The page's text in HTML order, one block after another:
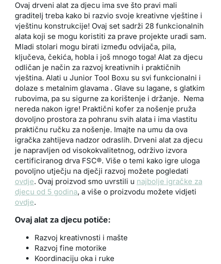
Ovaj drveni alat za djecu ima sve što pravi mali
graditelj treba kako bi razvio svoje kreativne vještine i
vještinu konstrukcije! Ovaj set sadrži 28 funkcionalnih
alata koji se mogu koristiti za prave projekte uradi sam.
Mladi stolari mogu birati između odvijača, pila,
ključeva, čekića, hobla i još mnogo toga! Alat za djecu
odličan je način za razvoj kreativnih i praktičnih
vještina. Alati u Junior Tool Boxu su svi funkcionalni i
dolaze s metalnim glavama . Glave su lagane, s glatkim
rubovima, pa su sigurne za korištenje i držanje. Nema
nereda nakon igre! Praktični kofer za nošenje pruža
dovoljno prostora za pohranu svih alata i ima vlastitu
praktičnu ručku za nošenje. Imajte na umu da ova
igračka zahtijeva nadzor odraslih. Drveni alat za djecu
je napravljen od visokokvalitetnog, održivo izvora
certificiranog drva FSC®. Više o temi kako igre uloga
povoljno utječju na dječji razvoj možete pogledati
ovdje. Ovaj proizvod smo uvrstili u najbolje igračke za
djecu od 5 godina, a više o proizvodu možete vidjeti
ovdje.
Ovaj alat za djecu potiče:
Razvoj kreativnosti i mašte
Razvoj fine motorike
Koordinaciju oka i ruke